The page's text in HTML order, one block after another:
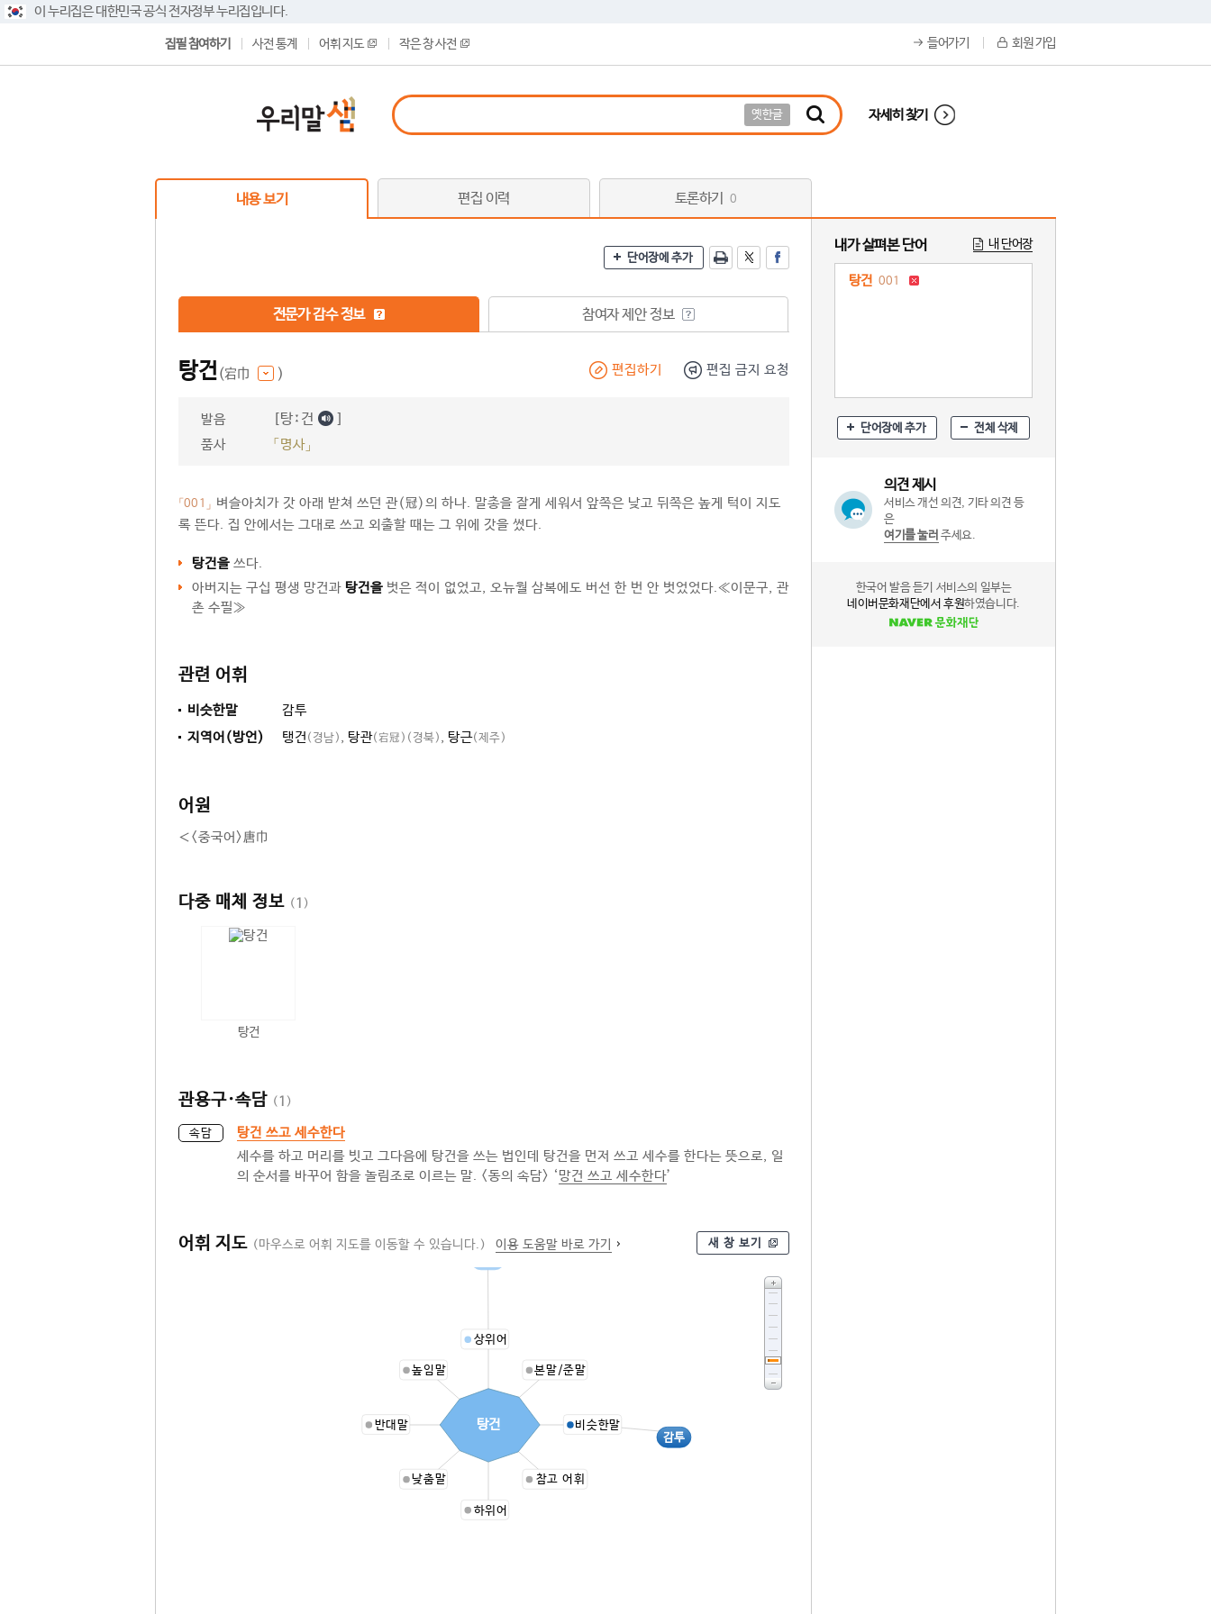
이 누리집은 대한민국 공식 전자정부 누리집입니다.
집필 참여하기 사전 통계 어휘 지도 작은 창 사전 들어가기 회원 가입
옛한글 자세히 찾기
내용 보기 편집 이력 토론하기 0
단어장에 추가
전문가 감수 정보 참여자 제안 정보
탕건(宕巾 ) 편집하기 편집 금지 요청
발음 [탕ː건 ]
품사 「명사」
「001」 벼슬아치가 갓 아래 받쳐 쓰던 관(冠)의 하나. 말총을 잘게 세워서 앞쪽은 낮고 뒤쪽은 높게 턱이 지도
록 뜬다. 집 안에서는 그대로 쓰고 외출할 때는 그 위에 갓을 썼다.
탕건을 쓰다.
아버지는 구십 평생 망건과 탕건을 벗은 적이 없었고, 오뉴월 삼복에도 버선 한 번 안 벗었었다.≪이문구, 관
촌 수필≫
관련 어휘
비슷한말
감투
지역어(방언)
탱건 (경남) , 탕관(宕冠) (경북) , 탕근(제주)
어원
＜<중국어>唐巾
다중 매체 정보 (1 )
탕건
관용구·속담 (1 )
속담
탕건 쓰고 세수한다
세수를 하고 머리를 빗고 그다음에 탕건을 쓰는 법인데 탕건을 먼저 쓰고 세수를 한다는 뜻으로, 일
의 순서를 바꾸어 함을 놀림조로 이르는 말. <동의 속담> ‘망건 쓰고 세수한다’
어휘 지도 (마우스로 어휘 지도를 이동할 수 있습니다.) 이용 도움말 바로 가기 새 창 보기
상위어
본말/준말
감투
비슷한말
참고 어휘
하위어
낮춤말
반대말
높임말
탕건
내가 살펴본 단어 내 단어장
탕건 001
단어장에 추가 전체 삭제
의견 제시
서비스 개선 의견, 기타 의견 등
은
여기를 눌러 주세요.
한국어 발음 듣기 서비스의 일부는
네이버문화재단에서 후원하였습니다.